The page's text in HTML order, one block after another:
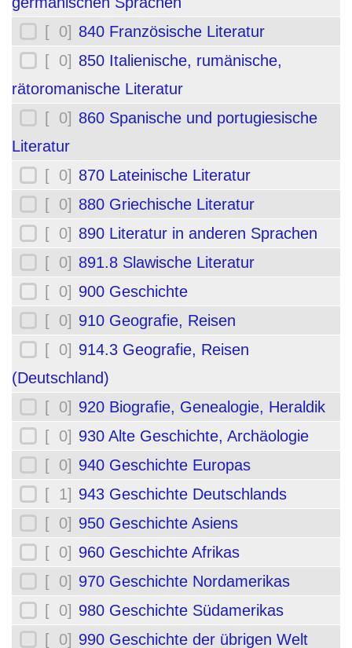
[ 0] 840 Französische Literatur
[ 0] 850 Italienische, rumänische,
rätoromanische Literatur
[ 0] 860 Spanische und portugiesische
Literatur
[ 0] 870 Lateinische Literatur
[ 0] 880 Griechische Literatur
[ 0] 890 Literatur in anderen Sprachen
[ 0] 891.8 Slawische Literatur
[ 0] 900 Geschichte
[ 0] 910 Geografie, Reisen
[ 0] 914.3 Geografie, Reisen
(Deutschland)
[ 0] 920 Biografie, Genealogie, Heraldik
[ 0] 930 Alte Geschichte, Archäologie
[ 0] 940 Geschichte Europas
[ 1] 943 Geschichte Deutschlands
[ 0] 950 Geschichte Asiens
[ 0] 960 Geschichte Afrikas
[ 0] 970 Geschichte Nordamerikas
[ 0] 980 Geschichte Südamerikas
[ 0] 990 Geschichte der übrigen Welt